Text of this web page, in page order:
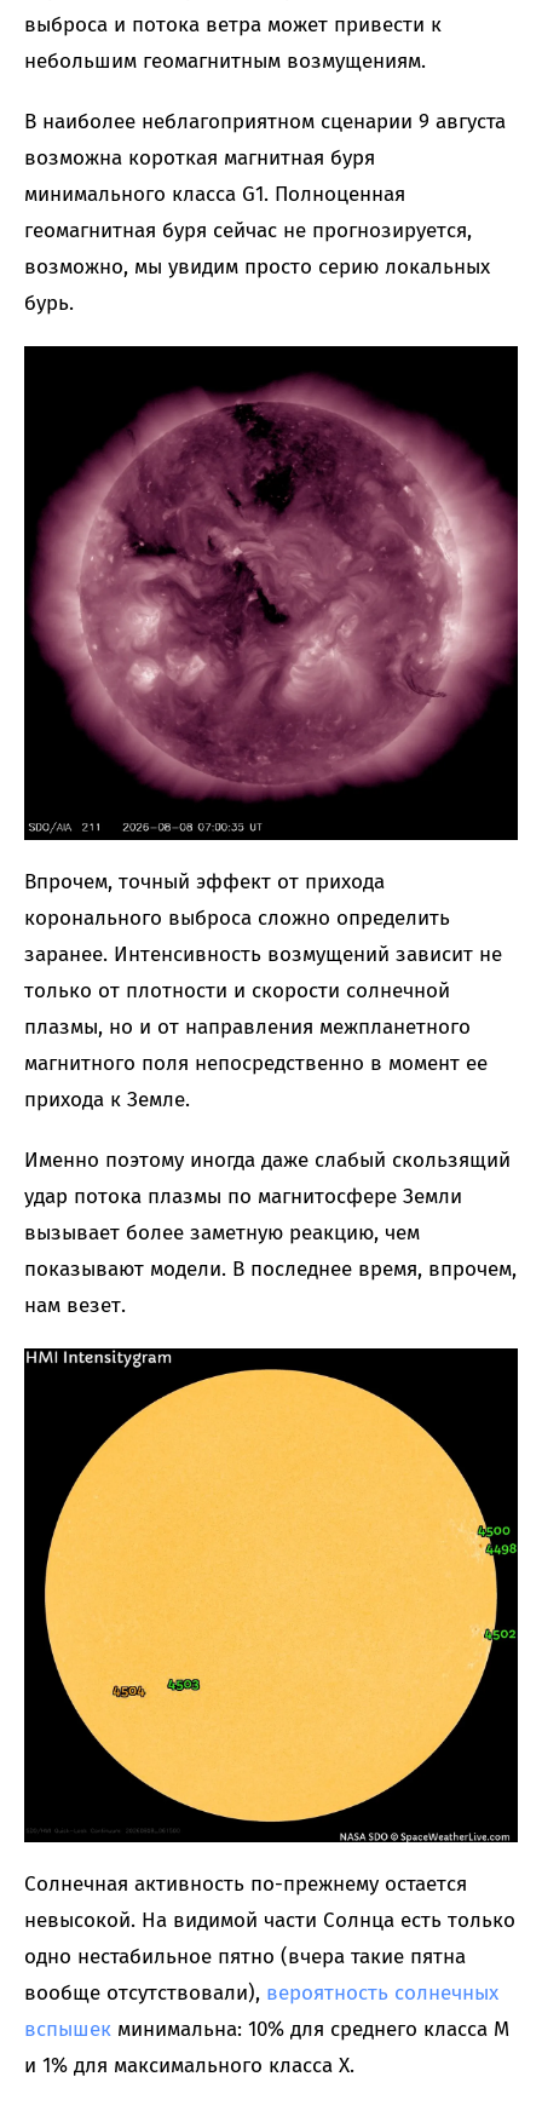
выброса и потока ветра может привести к
небольшим геомагнитным возмущениям.
В наиболее неблагоприятном сценарии 9 августа
возможна короткая магнитная буря
минимального класса G1. Полноценная
геомагнитная буря сейчас не прогнозируется,
возможно, мы увидим просто серию локальных
бурь.
Впрочем, точный эффект от прихода
коронального выброса сложно определить
заранее. Интенсивность возмущений зависит не
только от плотности и скорости солнечной
плазмы, но и от направления межпланетного
магнитного поля непосредственно в момент ее
прихода к Земле.
Именно поэтому иногда даже слабый скользящий
удар потока плазмы по магнитосфере Земли
вызывает более заметную реакцию, чем
показывают модели. В последнее время, впрочем,
нам везет.
Солнечная активность по-прежнему остается
невысокой. На видимой части Солнца есть только
одно нестабильное пятно (вчера такие пятна
вообще отсутствовали), вероятность солнечных
вспышек минимальна: 10% для среднего класса M
и 1% для максимального класса X.